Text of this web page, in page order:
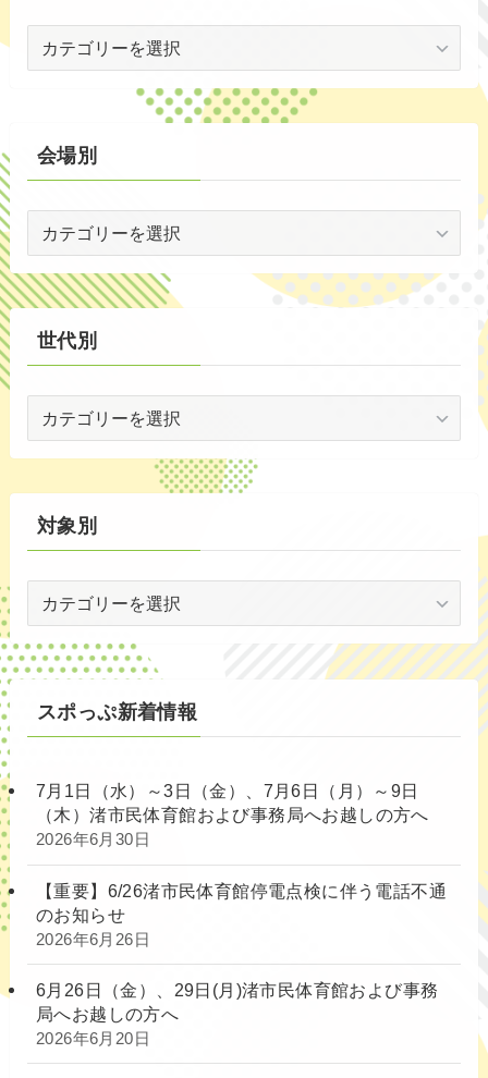
(19)
(1)
(5)
(29)
別
会場別
別
世代別
別
対象別
別
スポっぷ新着情報
7月1日（水）～3日（金）、7月6日（月）～9日
（木）渚市民体育館および事務局へお越しの方へ
2026年6月30日
【重要】6/26渚市民体育館停電点検に伴う電話不通
のお知らせ
2026年6月26日
6月26日（金）、29日(月)渚市民体育館および事務
局へお越しの方へ
2026年6月20日